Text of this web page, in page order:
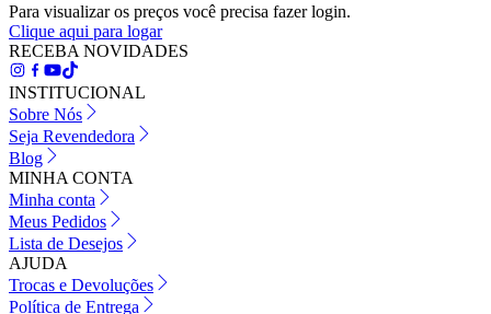
Para visualizar os preços você precisa fazer login.
Clique aqui para logar
RECEBA NOVIDADES
INSTITUCIONAL
Sobre Nós
Seja Revendedora
Blog
MINHA CONTA
Minha conta
Meus Pedidos
Lista de Desejos
AJUDA
Trocas e Devoluções
Política de Entrega